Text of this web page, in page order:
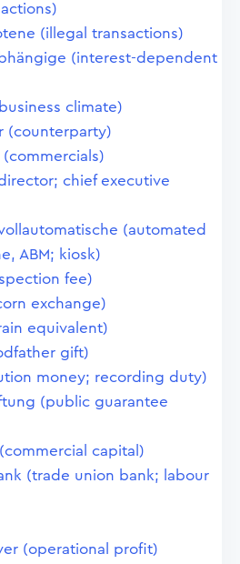
(illegal transactions)
(interest-dependent
climate)
(counterparty)
chief executive
(automated
ABM; kiosk)
fee)
exchange)
equivalent)
gift)
money; recording duty)
(public guarantee
capital)
(trade union bank; labour
(operational profit)